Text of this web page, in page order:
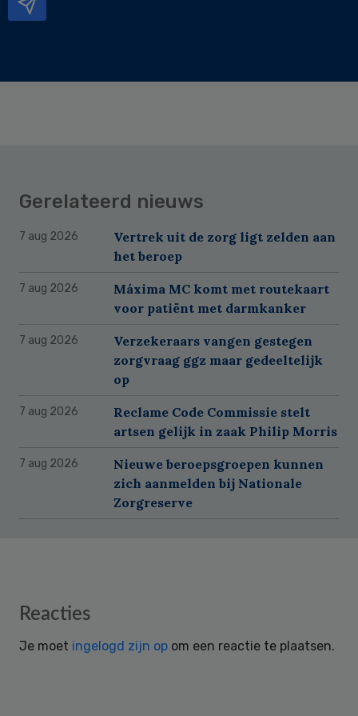
Gerelateerd nieuws
7 aug 2026
Vertrek uit de zorg ligt zelden aan
het beroep
7 aug 2026
Máxima MC komt met routekaart
voor patiënt met darmkanker
7 aug 2026
Verzekeraars vangen gestegen
zorgvraag ggz maar gedeeltelijk
op
7 aug 2026
Reclame Code Commissie stelt
artsen gelijk in zaak Philip Morris
7 aug 2026
Nieuwe beroepsgroepen kunnen
zich aanmelden bij Nationale
Zorgreserve
Reader
Reacties
Je moet ingelogd zijn op om een reactie te plaatsen.